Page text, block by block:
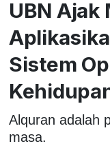
UBN Ajak
Sistem
Alquran adalah
masa.